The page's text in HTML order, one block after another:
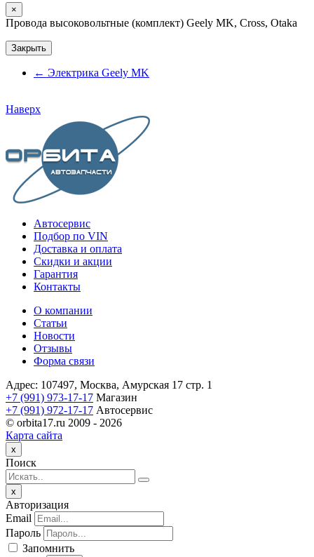
×
Провода высоковольтные (комплект) Geely MK, Cross, Otaka
Закрыть
← Электрика Geely MK
Наверх
Автосервис
Подбор по VIN
Доставка и оплата
Скидки и акции
Гарантия
Контакты
О компании
Статьи
Новости
Отзывы
Форма связи
Адрес: 107497, Москва, Амурская 17 стр. 1
+7 (991) 973-17-17 Магазин
+7 (991) 972-17-17 Автосервис
© orbita17.ru 2009 - 2026
Карта сайта
x
Поиск
x
Авторизация
Email
Пароль
Запомнить